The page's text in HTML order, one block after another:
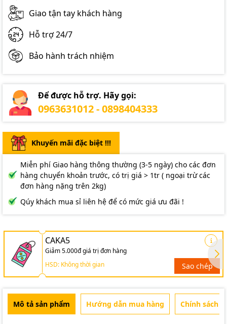
Giao tận tay khách hàng
Hỗ trợ 24/7
Bảo hành trách nhiệm
Để được hỗ trợ. Hãy gọi:
0963631012 - 0898404333
Khuyến mãi đặc biệt !!!
Miễn phí Giao hàng thông thường (3-5 ngày) cho các đơn
hàng chuyển khoản trước, có trị giá > 1tr ( ngoại trừ các
đơn hàng nặng trên 2kg)
Qúy khách mua sỉ liên hệ để có mức giá ưu đãi !
CAKA5
Giảm 5.000đ giá trị đơn hàng
HSD: Không thời gian
Sao chép
Mô tả sản phẩm Hướng dẫn mua hàng Chính sách